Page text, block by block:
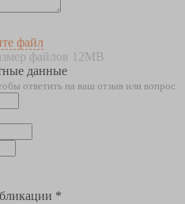
файл
файлов 12MB
данные
ответить на ваш отзыв или вопрос
*